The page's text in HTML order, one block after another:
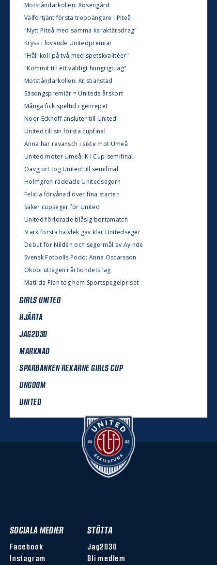
Motståndarkollen: Rosengård
Välförtjänt första trepoängare i Piteå
"Nytt Piteå med samma karaktärsdrag"
Kryss i lovande Unitedpremiär
"Håll koll på två med spetskvalitéer"
"Kommit till ett väldigt hungrigt lag"
Motståndarkollen: Kristianstad
Säsongspremiär = Uniteds årskort
Många fick speltid i genrepet
Noor Eckhoff ansluter till United
United till sin första cupfinal
Anna har revansch i sikte mot Umeå
United möter Umeå IK i Cup-semifinal
Oavgjort tog United till semifinal
Holmgren räddade Unitedsegern
Felicia förvånad över fina starten
Säker cupseger för United
United förlorade blåsig bortamatch
Stark första halvlek gav klar Unitedseger
Debut för Nildén och segermål av Ayinde
Svensk Fotbolls Podd: Anna Oscarsson
Okobi uttagen i årtiondets lag
Matilda Plan tog hem Sportspegelpriset
GIRLS UNITED
HJÄRTA
JAG2030
MARKNAD
SPARBANKEN REKARNE GIRLS CUP
UNGDOM
UNITED
SOCIALA MEDIER
Facebook
Instagram
STÖTTA
Jag2030
Bli medlem